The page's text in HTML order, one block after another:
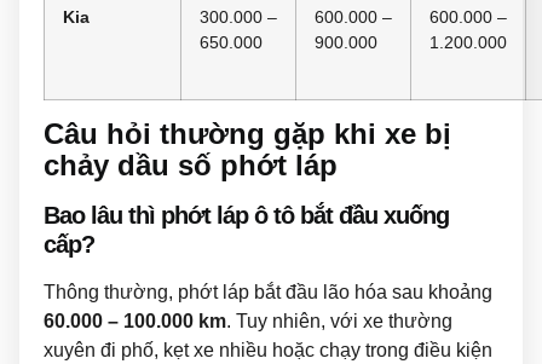
Kia
300.000 –
650.000
600.000 –
900.000
600.000 –
1.200.000
Câu hỏi thường gặp khi xe bị
chảy dầu số phớt láp
Bao lâu thì phớt láp ô tô bắt đầu xuống
cấp?
Thông thường, phớt láp bắt đầu lão hóa sau khoảng
60.000 – 100.000 km. Tuy nhiên, với xe thường
xuyên đi phố, kẹt xe nhiều hoặc chạy trong điều kiện